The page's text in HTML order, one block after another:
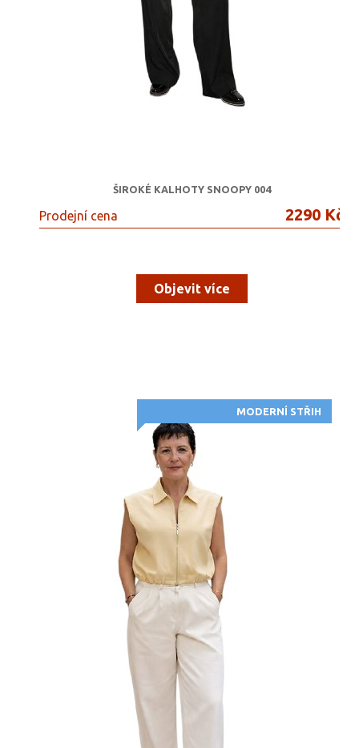
ŠIROKÉ KALHOTY SNOOPY 004
Prodejní cena 2290 Kč
Objevit více
MODERNÍ STŘIH